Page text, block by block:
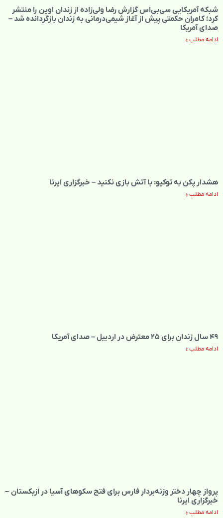
شبکه آمریکایی سی‌بی‌‌اس گزارش رضا ولی‌زاده از زندان اوین را منتشر
کرد؛ کامران حکمتی پیش از آغاز شیمی‌درمانی به زندان بازگردانده شد –
صدای آمریکا
ادامه مطلب »
هشدار پکن به توکیو: با آتش بازی نکنید – خبرگزاری ایرنا
ادامه مطلب »
۴۹ سال زندان برای ۲۵ معترض در اردبیل – صدای آمریکا
ادامه مطلب »
پرواز چهار دختر وزنه‌بردار فارس برای فتح سکوهای آسیا در ازبکستان –
خبرگزاری ایرنا
ادامه مطلب »